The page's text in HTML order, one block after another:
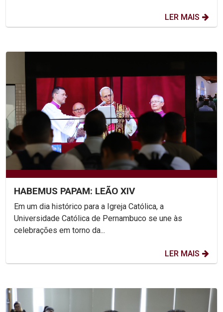
LER MAIS
HABEMUS PAPAM: LEÃO XIV
Em um dia histórico para a Igreja Católica, a
Universidade Católica de Pernambuco se une às
celebrações em torno da...
LER MAIS